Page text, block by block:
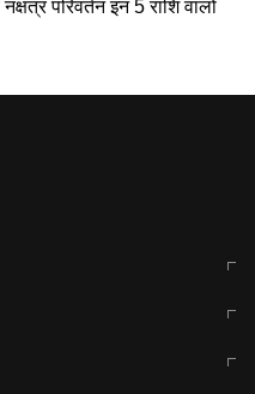
परिवर्तन इन 5 राशि वालों